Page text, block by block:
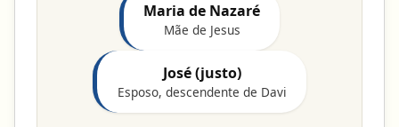
Maria de Nazaré
Mãe de Jesus
José (justo)
Esposo, descendente de Davi